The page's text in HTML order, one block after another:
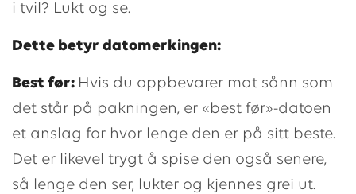
i tvil? Lukt og se.
Dette betyr datomerkingen:
Best før: Hvis du oppbevarer mat sånn som
det står på pakningen, er «best før»-datoen
et anslag for hvor lenge den er på sitt beste.
Det er likevel trygt å spise den også senere,
så lenge den ser, lukter og kjennes grei ut.